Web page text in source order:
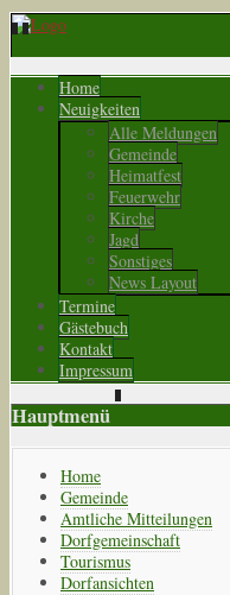
Home
Neuigkeiten
Alle Meldungen
Gemeinde
Heimatfest
Feuerwehr
Kirche
Jagd
Sonstiges
News Layout
Termine
Gästebuch
Kontakt
Impressum
Hauptmenü
Home
Gemeinde
Amtliche Mitteilungen
Dorfgemeinschaft
Tourismus
Dorfansichten